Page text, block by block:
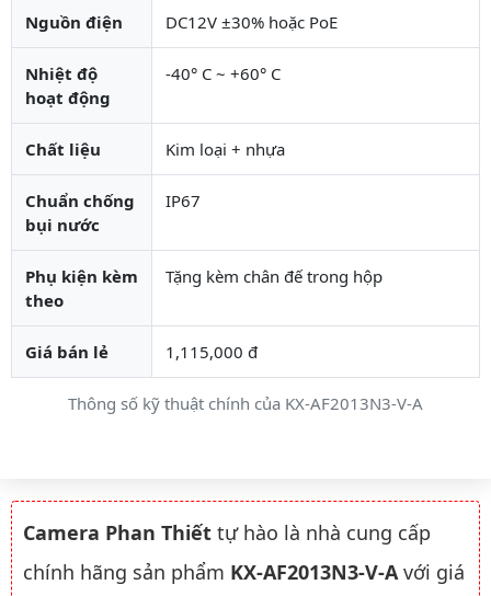
Thông số kỹ thuật chính của KX-AF2013N3-V-A
Nguồn điện DC12V ±30% hoặc PoE
Nhiệt độ
hoạt động
-40° C ~ +60° C
Chất liệu Kim loại + nhựa
Chuẩn chống
bụi nước
IP67
Phụ kiện kèm
theo
Tặng kèm chân đế trong hộp
Giá bán lẻ 1,115,000 đ
Camera Phan Thiết tự hào là nhà cung cấp
chính hãng sản phẩm KX-AF2013N3-V-A với giá